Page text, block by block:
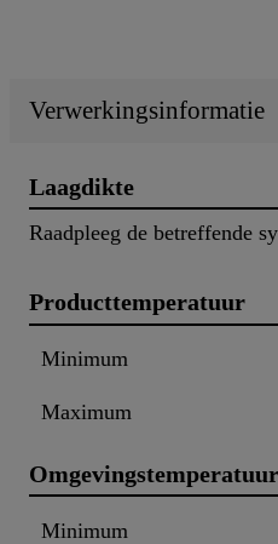
Verwerkingsinformatie
Laagdikte
Raadpleeg de betreffende
Producttemperatuur
Minimum
Maximum
Omgevingstemperatuur
Minimum